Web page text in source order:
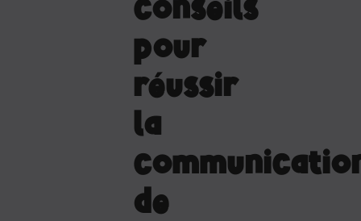
pour
réussir
la
de